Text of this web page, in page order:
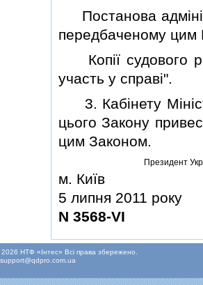
Постанова
передбаченому цим
Копiї судового
участь у справi".
3. Кабiнету
цього Закону
цим Законом.
Президент
м. Київ
5 липня 2011 року
N 3568-VI
НТФ «Інтес» Всі права збережено.